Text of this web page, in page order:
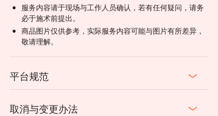
服务内容请于现场与工作人员确认，若有任何疑问，请务
必于施术前提出。
商品图片仅供参考，实际服务内容可能与图片有所差异，
敬请理解。
平台规范
取消与变更办法